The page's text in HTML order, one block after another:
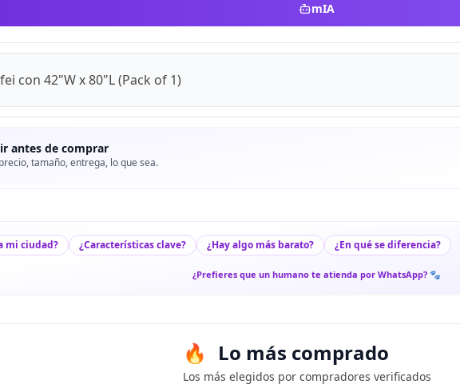
mIA
con 42"W x 80"L (Pack of 1)
antes de comprar
tamaño, entrega, lo que sea.
mi ciudad? ¿Características clave? ¿Hay algo más barato? ¿En qué se diferencia?
¿Prefieres que un humano te atienda por WhatsApp? 🐾
Lo más comprado
Los más elegidos por compradores verificados